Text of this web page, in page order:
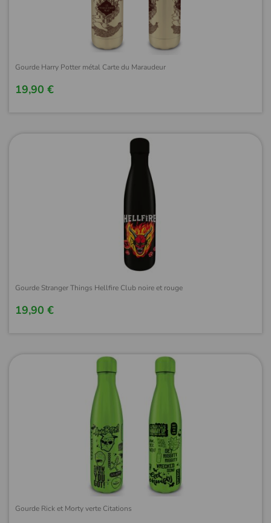
Gourde Harry Potter métal Carte du Maraudeur
19,90 €
Gourde Stranger Things Hellfire Club noire et rouge
19,90 €
Gourde Rick et Morty verte Citations